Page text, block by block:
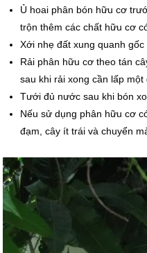
Ủ hoai phân bón hữu cơ
trộn thêm các chất hữu cơ
Xới nhẹ đất xung quanh
Rải phân hữu cơ theo tán
sau khi rải xong cần lấp
Tưới đủ nước sau khi bón
Nếu sử dụng phân hữu cơ
đạm, cây ít trái và chuyển